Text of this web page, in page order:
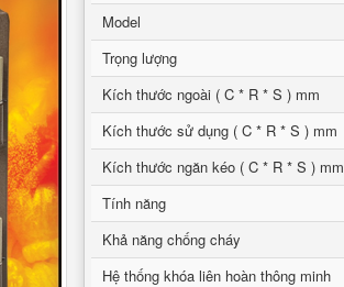
Model
Trọng lượng
Kích thước ngoài ( C * R * S ) mm
Kích thước sử dụng ( C * R * S ) mm
Kích thước ngăn kéo ( C * R * S ) mm
Tính năng
Khả năng chống cháy
Hệ thống khóa liên hoàn thông minh